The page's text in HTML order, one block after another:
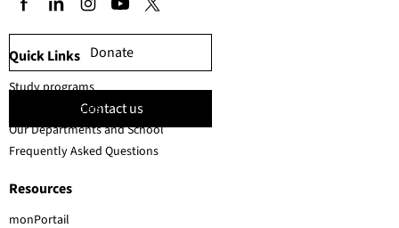
Donate
Contact us
Quick Links
Resources
Study programs
Faculty members
Our Departments and School
Frequently Asked Questions
monPortail